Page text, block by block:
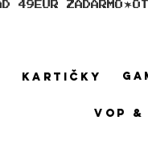
ZADARMO
KARTIČKY
VOP &